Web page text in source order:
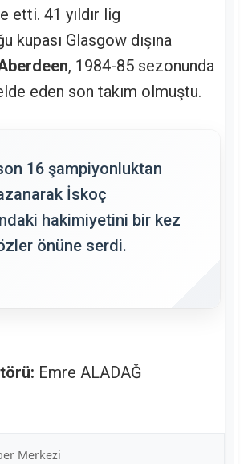
etti. 41 yıldır lig
kupası Glasgow dışına
, 1984-85 sezonunda
eden son takım olmuştu.
16 şampiyonluktan
İskoç
hakimiyetini bir kez
önüne serdi.
Emre ALADAĞ
Merkezi